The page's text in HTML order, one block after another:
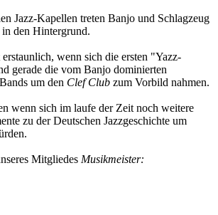
Jazz-Kapellen treten Banjo und Schlagzeug
den Hintergrund.
wenn sich die ersten "Yazz-
gerade die vom Banjo dominierten
um den Clef Club zum Vorbild nahmen.
wenn sich im laufe der Zeit noch weitere
zu der Deutschen Jazzgeschichte um
Mitgliedes Musikmeister: